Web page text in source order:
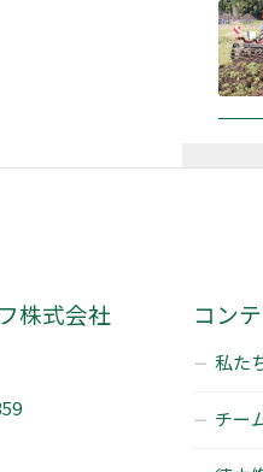
株式会社 コン
私た
チー